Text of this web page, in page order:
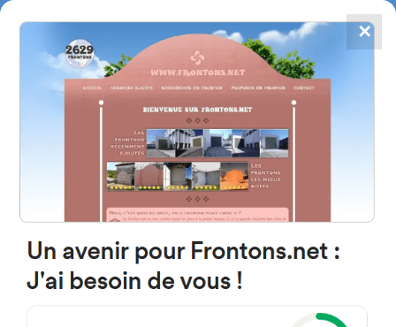
FRONTONS.NET
RECHERCHER UN FRONTON
PROPOSER UN FRONTON
4867
frontons
40390 Sainte-Marie-de-Gosse,
✕